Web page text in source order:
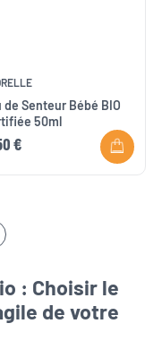
de Senteur Bébé BIO
50ml
€
: Choisir le
de votre